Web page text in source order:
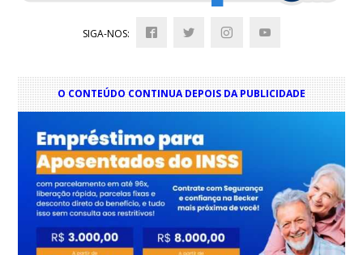
SIGA-NOS:
O CONTEÚDO CONTINUA DEPOIS DA PUBLICIDADE